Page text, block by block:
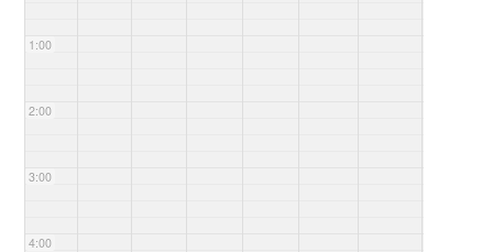
1:00
2:00
3:00
4:00